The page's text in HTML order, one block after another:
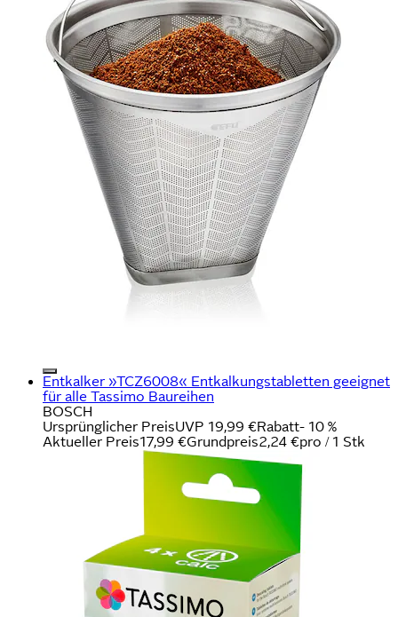
Entkalker »TCZ6008« Entkalkungstabletten geeignet
für alle Tassimo Baureihen
BOSCH
Ursprünglicher PreisUVP 19,99 €Rabatt- 10 %
Aktueller Preis17,99 €Grundpreis2,24 €pro / 1 Stk